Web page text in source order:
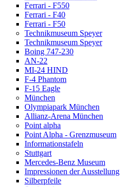
Ferrari - F550
Ferrari - F40
Ferrari - F50
Technikmuseum Speyer
Technikmuseum Speyer
Boing 747-230
AN-22
MI-24 HIND
F-4 Phantom
F-15 Eagle
München
Olympiapark München
Allianz-Arena München
Point alpha
Point Alpha - Grenzmuseum
Informationstafeln
Stuttgart
Mercedes-Benz Museum
Impressionen der Ausstellung
Silberpfeile